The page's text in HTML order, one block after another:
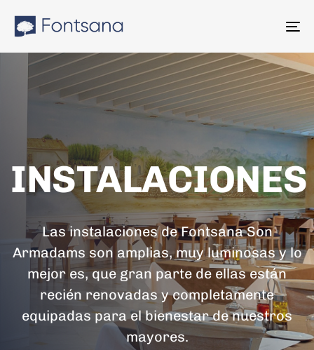
links
content
Las instalaciones de Fontsana Son
Armadams son amplias, muy luminosas y lo
mejor es, que gran parte de ellas están
recién renovadas y completamente
equipadas para el bienestar de nuestros
mayores.